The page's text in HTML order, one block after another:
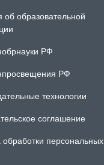
об образовательной
РФ
РФ
технологии
соглашение
обработки персональных